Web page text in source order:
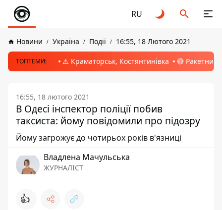
RU
Новини Україна Події 16:55, 18 Лютого 2021
ТОПТЕМИ: ⚠️ Краматорськ, Костянтинівка 🔴 Ракетний
16:55, 18 лютого 2021
В Одесі інспектор поліції побив
таксиста: йому повідомили про підозру
Йому загрожує до чотирьох років в'язниці
Владлена Мачульська
ЖУРНАЛІСТ
👍